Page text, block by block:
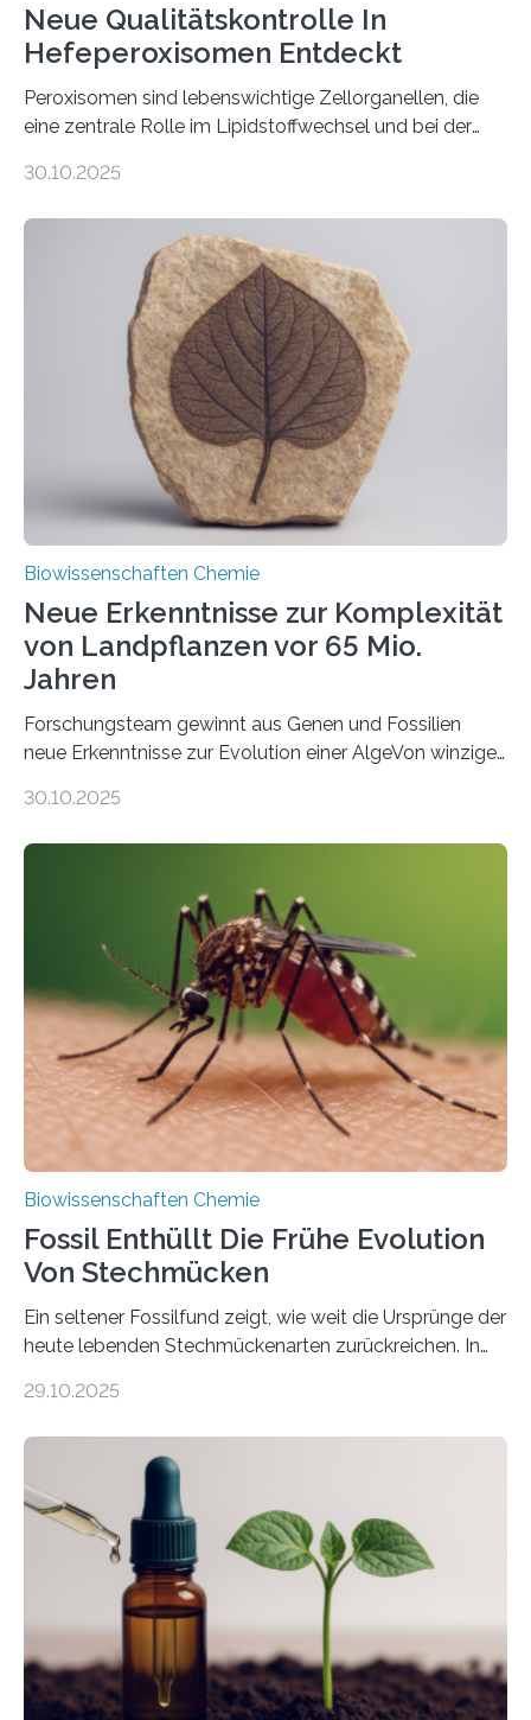
Neue Qualitätskontrolle In
Hefeperoxisomen Entdeckt
Peroxisomen sind lebenswichtige Zellorganellen, die
eine zentrale Rolle im Lipidstoffwechsel und bei der
erfüllen können, müssen zahlreiche Enzyme präzise in
der Ruhr-Universität Bochum um Prof. Dr. Ralf Erdmann
und Dr. Ismaila Francis Yusuf hat nun einen bislang
unbekannten Qualitätskontrollmechanismus des
peroxisomalen Proteintransports in der Bäckerhefe
Saccharomyces cerevisiae entdeckt, der für die
Funktionsfähigkeit der Organellen entscheidend ist. Die
Studie wurde am 28. Oktober 2025 in der
Fachzeitschrift…
30.10.2025
Biowissenschaften Chemie
Neue Erkenntnisse zur Komplexität
von Landpflanzen vor 65 Mio.
Jahren
Forschungsteam gewinnt aus Genen und Fossilien
neue Erkenntnisse zur Evolution einer AlgeVon winzigen
Landpflanzen zählen zu den komplexesten
Grünalgen, die vor Hunderten von Millionen Jahren
lebten. Unter den Vorfahren sticht eine Gruppe heraus,
die noch heute in der Natur vorkommt: die
Süßwasseralge Coleochaetophyceae. Einige Arten
dieser Gruppe bilden aus Zellfäden dichte Geflechte
mit scheibenförmiger Gestalt. Was auffällig ist: Die
nächsten…
30.10.2025
Biowissenschaften Chemie
Fossil Enthüllt Die Frühe Evolution
Von Stechmücken
Ein seltener Fossilfund zeigt, wie weit die Ursprünge der
heute lebenden Stechmückenarten zurückreichen. In
Forschende die bisher älteste bekannte Stechmücken-
Region Kachin in Myanmar und hat sich in
ausgezeichnetem Zustand erhalten. Es konnte als neue
Art einer neuen Gattung beschrieben werden und trägt
nun den Namen Cretosabethes primaevus. Dieser erste
fossile Nachweis einer Stechmückenlarve in Bernstein
stellt gleichzeitig den ersten Fossilfund einer
Mückenlarve aus dem Mesozoikum dar, denn…
29.10.2025